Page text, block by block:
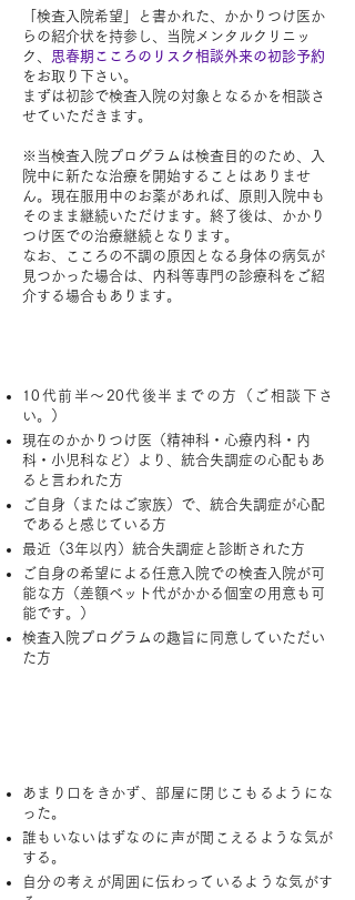
「検査入院希望」と書かれた、かかりつけ医か
らの紹介状を持参し、当院メンタルクリニッ
ク、
思春期こころのリスク相談外来の初診予約
をお取り下さい。
まずは初診で検査入院の対象となるかを相談さ
せていただきます。
※当検査入院プログラムは検査目的のため、入
院中に新たな治療を開始することはありませ
ん。現在服用中のお薬があれば、原則入院中も
そのまま継続いただけます。終了後は、かかり
つけ医での治療継続となります。
なお、こころの不調の原因となる身体の病気が
見つかった場合は、内科等専門の診療科をご紹
介する場合もあります。
10代前半～20代後半までの方（ご相談下さ
い。）
現在のかかりつけ医（精神科・心療内科・内
科・小児科など）より、統合失調症の心配もあ
ると言われた方
ご自身（またはご家族）で、統合失調症が心配
であると感じている方
最近（3年以内）統合失調症と診断された方
ご自身の希望による任意入院での検査入院が可
能な方（差額ベット代がかかる個室の用意も可
能です。）
検査入院プログラムの趣旨に同意していただい
た方
あまり口をきかず、部屋に閉じこもるようにな
った。
誰もいないはずなのに声が聞こえるような気が
する。
自分の考えが周囲に伝わっているような気がす